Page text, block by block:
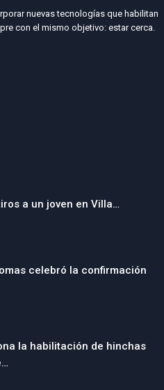
nuevas tecnologías que habilitan
con el mismo objetivo: estar cerca.
a un joven en Villa…
celebró la confirmación
la habilitación de hinchas